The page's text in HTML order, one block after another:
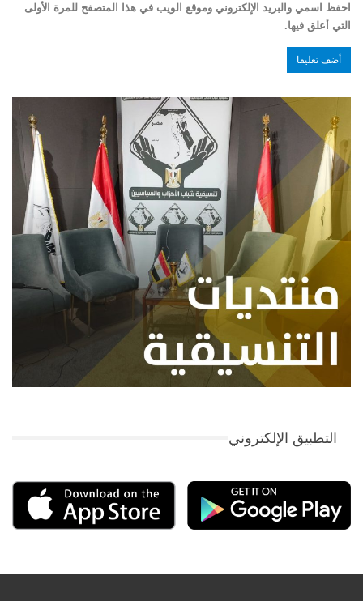
احفظ اسمي والبريد الإلكتروني وموقع الويب في هذا المتصفح للمرة الأولى
التي أعلق فيها.
التطبيق الإلكتروني